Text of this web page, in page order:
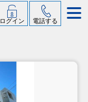
ログイン 電話する